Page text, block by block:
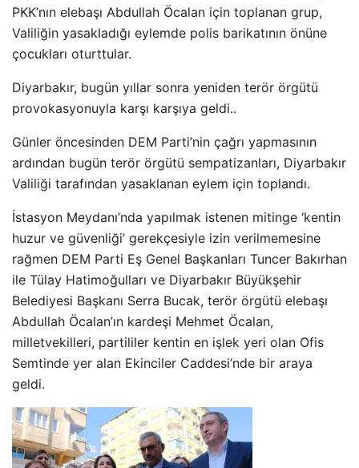
PKK’nın elebaşı Abdullah Öcalan için toplanan grup,
Valiliğin yasakladığı eylemde polis barikatının önüne
çocukları oturttular.
Diyarbakır, bugün yıllar sonra yeniden terör örgütü
provokasyonuyla karşı karşıya geldi..
Günler öncesinden DEM Parti’nin çağrı yapmasının
ardından bugün terör örgütü sempatizanları, Diyarbakır
Valiliği tarafından yasaklanan eylem için toplandı.
İstasyon Meydanı’nda yapılmak istenen mitinge ‘kentin
huzur ve güvenliği’ gerekçesiyle izin verilmemesine
rağmen DEM Parti Eş Genel Başkanları Tuncer Bakırhan
ile Tülay Hatimoğulları ve Diyarbakır Büyükşehir
Belediyesi Başkanı Serra Bucak, terör örgütü elebaşı
Abdullah Öcalan’ın kardeşi Mehmet Öcalan,
milletvekilleri, partililer kentin en işlek yeri olan Ofis
Semtinde yer alan Ekinciler Caddesi’nde bir araya
geldi.